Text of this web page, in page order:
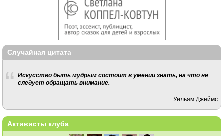
Случайная цитата
Искусство быть мудрым состоит в умении знать, на что не
следует обращать внимание.
Уильям Джеймс
Активисты клуба